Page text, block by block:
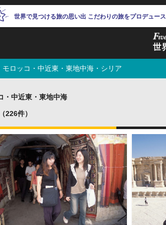
世界で見つける旅の思い出 こだわりの旅をプロデュース
モロッコ・中近東・東地中海・シリア
・中近東・東地中海
（226件）